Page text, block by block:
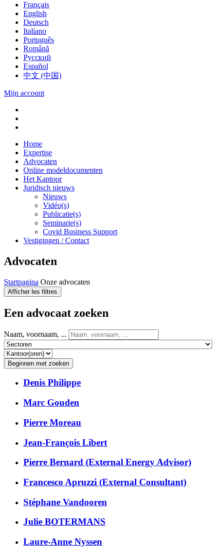
Français
English
Deutsch
Italiano
Português
Română
Русский
Español
中文 (中国)
Mijn account
Home
Expertise
Advocaten
Online modeldocumenten
Het Kantoor
Juridisch nieuws
Nieuws
Vidéo(s)
Publicatie(s)
Seminarie(s)
Covid Business Support
Vestigingen / Contact
Advocaten
Startpagina Onze advocaten
Afficher les filtres
Een advocaat zoeken
Naam, voornaam, ...
Denis Philippe
Marc Gouden
Pierre Moreau
Jean-François Libert
Pierre Bernard (External Energy Advisor)
Francesco Apruzzi (External Consultant)
Stéphane Vandooren
Julie BOTERMANS
Laure-Anne Nyssen